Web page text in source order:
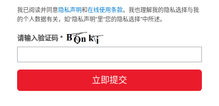
我已阅读并同意隐私声明和在线使用条款。我也理解我的隐私选择与我
的个人数据有关，如“隐私声明”里“您的隐私选择”中所述。
请输入验证码 *